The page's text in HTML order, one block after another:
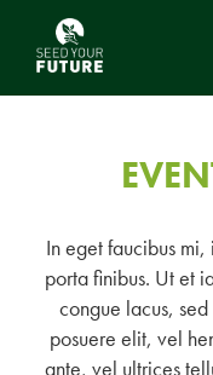
In eget faucibus
porta finibus. Ut et
congue lacus,
posuere elit, vel
ante, vel ultrices